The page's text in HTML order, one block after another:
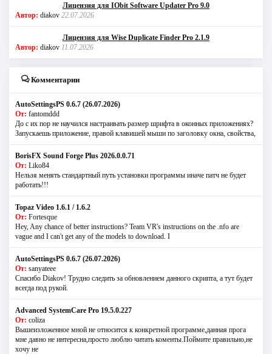
Лицензия для IObit Software Updater Pro 9.0
Автор: diakov 22.07.2026
Лицензия для Wise Duplicate Finder Pro 2.1.9
Автор: diakov 11.07.2026
Комментарии
AutoSettingsPS 0.6.7 (26.07.2026)
От: fantomddd
До с их пор не научился настраивать размер шрифта в оконных приложениях?
Запускаешь приложение, правой клавишей мыши по заголовку окна, свойства,
BorisFX Sound Forge Plus 2026.0.0.71
От: Liko84
Нельзя менять стандартный путь установки программы иначе патч не будет
работать!!!
Topaz Video 1.6.1 / 1.6.2
От: Fortesque
Hey, Any chance of better instructions? Team VR's instructions on the .nfo are
vague and I can't get any of the models to download. I
AutoSettingsPS 0.6.7 (26.07.2026)
От: sanyateee
Спасибо Diakov! Трудно следить за обновлением данного скрипта, а тут будет
всегда под рукой.
Advanced SystemCare Pro 19.5.0.227
От: coliza
Вышеизложенное мной не относится к конкретной программе,данная прога
мне давно не интересна,просто люблю читать коменты.Поймите правильно,не
хочу не